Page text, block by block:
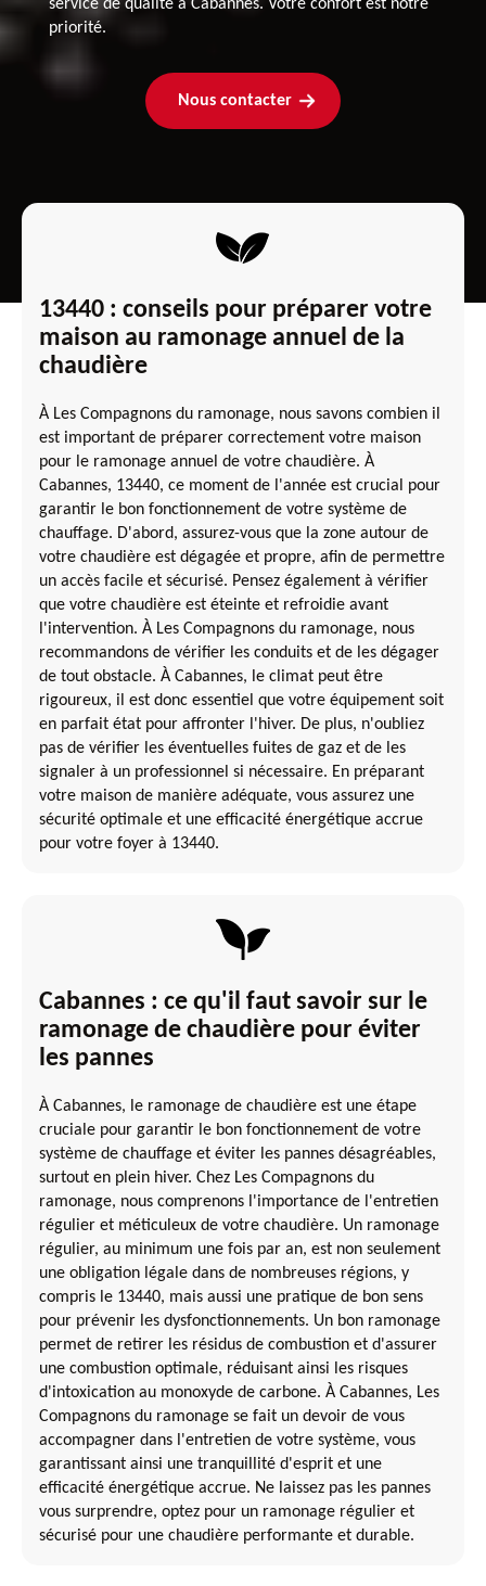
service de qualité à Cabannes. Votre confort est notre
priorité.
Nous contacter
13440 : conseils pour préparer votre
maison au ramonage annuel de la
chaudière
À Les Compagnons du ramonage, nous savons combien il
est important de préparer correctement votre maison
pour le ramonage annuel de votre chaudière. À
Cabannes, 13440, ce moment de l'année est crucial pour
garantir le bon fonctionnement de votre système de
chauffage. D'abord, assurez-vous que la zone autour de
votre chaudière est dégagée et propre, afin de permettre
un accès facile et sécurisé. Pensez également à vérifier
que votre chaudière est éteinte et refroidie avant
l'intervention. À Les Compagnons du ramonage, nous
recommandons de vérifier les conduits et de les dégager
de tout obstacle. À Cabannes, le climat peut être
rigoureux, il est donc essentiel que votre équipement soit
en parfait état pour affronter l'hiver. De plus, n'oubliez
pas de vérifier les éventuelles fuites de gaz et de les
signaler à un professionnel si nécessaire. En préparant
votre maison de manière adéquate, vous assurez une
sécurité optimale et une efficacité énergétique accrue
pour votre foyer à 13440.
Cabannes : ce qu'il faut savoir sur le
ramonage de chaudière pour éviter
les pannes
À Cabannes, le ramonage de chaudière est une étape
cruciale pour garantir le bon fonctionnement de votre
système de chauffage et éviter les pannes désagréables,
surtout en plein hiver. Chez Les Compagnons du
ramonage, nous comprenons l'importance de l'entretien
régulier et méticuleux de votre chaudière. Un ramonage
régulier, au minimum une fois par an, est non seulement
une obligation légale dans de nombreuses régions, y
compris le 13440, mais aussi une pratique de bon sens
pour prévenir les dysfonctionnements. Un bon ramonage
permet de retirer les résidus de combustion et d'assurer
une combustion optimale, réduisant ainsi les risques
d'intoxication au monoxyde de carbone. À Cabannes, Les
Compagnons du ramonage se fait un devoir de vous
accompagner dans l'entretien de votre système, vous
garantissant ainsi une tranquillité d'esprit et une
efficacité énergétique accrue. Ne laissez pas les pannes
vous surprendre, optez pour un ramonage régulier et
sécurisé pour une chaudière performante et durable.